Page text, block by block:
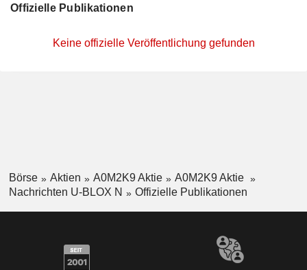
Offizielle Publikationen
Keine offizielle Veröffentlichung gefunden
Börse Aktien A0M2K9 Aktie
A0M2K9 Aktie
Nachrichten U-BLOX N
Offizielle Publikationen